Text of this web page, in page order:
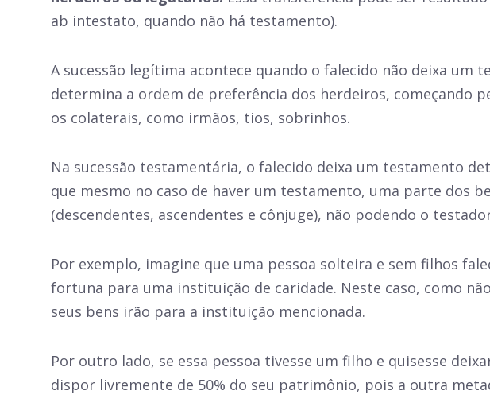
ab intestato, quando não há testamento).
A sucessão legítima acontece quando o falecido não deixa um
determina a ordem de preferência dos herdeiros, começando
os colaterais, como irmãos, tios, sobrinhos.
Na sucessão testamentária, o falecido deixa um testamento
que mesmo no caso de haver um testamento, uma parte dos
(descendentes, ascendentes e cônjuge), não podendo o
Por exemplo, imagine que uma pessoa solteira e sem filhos
fortuna para uma instituição de caridade. Neste caso, como
seus bens irão para a instituição mencionada.
Por outro lado, se essa pessoa tivesse um filho e quisesse
dispor livremente de 50% do seu patrimônio, pois a outra